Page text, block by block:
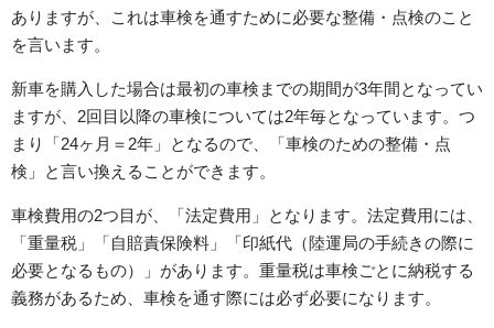
ありますが、これは車検を通すために必要な整備・点検のこと
を言います。
新車を購入した場合は最初の車検までの期間が3年間となってい
ますが、2回目以降の車検については2年毎となっています。つ
まり「24ヶ月＝2年」となるので、「車検のための整備・点
検」と言い換えることができます。
車検費用の2つ目が、「法定費用」となります。法定費用には、
「重量税」「自賠責保険料」「印紙代（陸運局の手続きの際に
必要となるもの）」があります。重量税は車検ごとに納税する
義務があるため、車検を通す際には必ず必要になります。